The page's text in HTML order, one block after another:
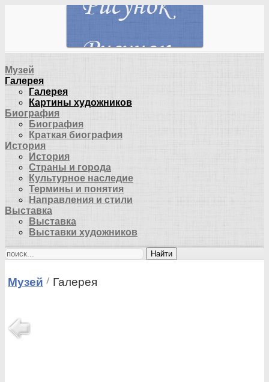
Музей
Галерея
Галерея
Картины художников
Биография
Биография
Краткая биография
История
История
Страны и города
Культурное наследие
Термины и понятия
Направления и стили
Выставка
Выставка
Выставки художников
Найти
Музей Галерея